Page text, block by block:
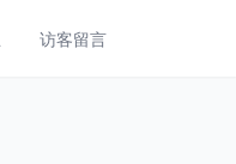
访客留言